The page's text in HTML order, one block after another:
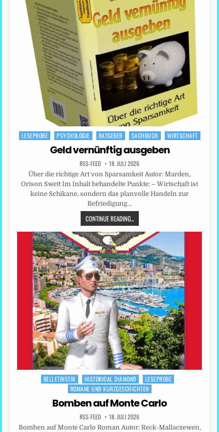
Posted
LESEPROBE PSYCHOLOGIE RATGEBER SACHBUCH WIRTSCHAFT
Geld vernünftig ausgeben
RSS-FEED 18. JULI 2026
Über die richtige Art von Sparsamkeit Autor: Marden,
Orison Swett Im Inhalt behandelte Punkte: – Wirtschaft ist
keine Schikane, sondern das planvolle Handeln zur
Befriedigung…
CONTINUE READING...
Posted
BELLETRISTIK HISTORICAL DIAMOND
LESEPROBE
ROMANE UND KURZGESCHICHTEN
Bomben auf Monte Carlo
RSS-FEED 18. JULI 2026
Bomben auf Monte Carlo Roman Autor: Reck-Mallaczewen,